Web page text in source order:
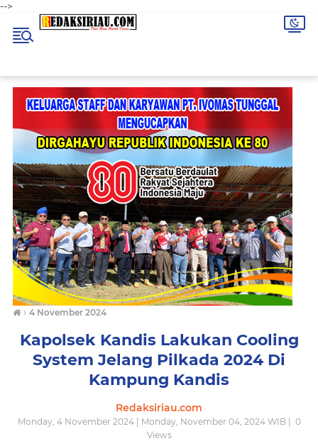
-->
› 4 November 2024
Kapolsek Kandis Lakukan Cooling
System Jelang Pilkada 2024 Di
Kampung Kandis
Redaksiriau.com
Monday, 4 November 2024 | Monday, November 04, 2024 WIB |
0
Views